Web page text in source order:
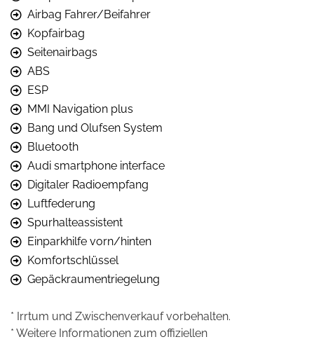
Airbag Fahrer/Beifahrer
Kopfairbag
Seitenairbags
ABS
ESP
MMI Navigation plus
Bang und Olufsen System
Bluetooth
Audi smartphone interface
Digitaler Radioempfang
Luftfederung
Spurhalteassistent
Einparkhilfe vorn/hinten
Komfortschlüssel
Gepäckraumentriegelung
* Irrtum und Zwischenverkauf vorbehalten.
* Weitere Informationen zum offiziellen